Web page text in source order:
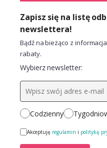
Zapisz się na listę
newslettera!
Bądź na bieżąco z
rabaty.
Wybierz newsletter:
Codzienny
Akceptuję regulamin i politykę